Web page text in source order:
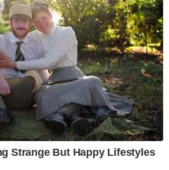
Strange But Happy Lifestyles